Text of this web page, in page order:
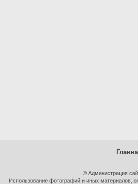
© Администрация
Использование фотографий и иных материалов,